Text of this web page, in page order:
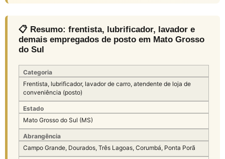
📋 Resumo: frentista, lubrificador, lavador e
demais empregados de posto em Mato Grosso
do Sul
Categoria
Frentista, lubrificador, lavador de carro, atendente de loja de
conveniência (posto)
Estado
Mato Grosso do Sul (MS)
Abrangência
Campo Grande, Dourados, Três Lagoas, Corumbá, Ponta Porã